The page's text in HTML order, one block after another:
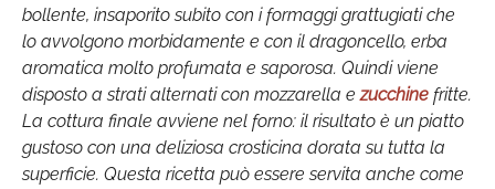
bollente, insaporito subito con i formaggi grattugiati che
lo avvolgono morbidamente e con il dragoncello, erba
aromatica molto profumata e saporosa. Quindi viene
disposto a strati alternati con mozzarella ezucchine fritte.
La cottura finale avviene nel forno: il risultato è un piatto
gustoso con una deliziosa crosticina dorata su tutta la
superficie. Questa ricetta può essere servita anche come